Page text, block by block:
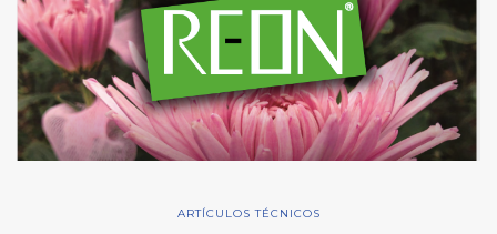
ARTÍCULOS TÉCNICOS